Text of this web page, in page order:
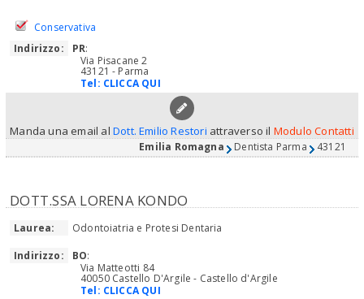
Conservativa
Indirizzo:
PR:
Via Pisacane 2
43121 - Parma
Tel: CLICCA QUI
Manda una email al Dott. Emilio Restori attraverso il Modulo Contatti
Emilia Romagna Dentista Parma 43121
DOTT.SSA LORENA KONDO
Laurea:
Odontoiatria e Protesi Dentaria
Indirizzo:
BO:
Via Matteotti 84
40050 Castello D'Argile - Castello d'Argile
Tel: CLICCA QUI